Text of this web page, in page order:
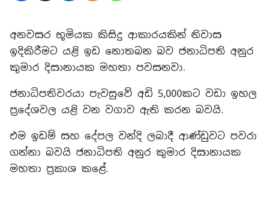
අනවසර භූමියක කිසිදු ආකාරයකින් නිවාස
ඉදිකිරීමට යළි ඉඩ නොතබන බව ජනාධිපති අනුර
කුමාර දිසානායක මහතා පවසනවා.
ජනාධිපතිවරයා පැවසුවේ අඩි 5,000කට වඩා ඉහල
ප්‍රදේශවල යළි වන වගාව ඇති කරන බවයි.
එම ඉඩම් සහ දේපල වන්දි ලබාදී ආණ්ඩුවට පවරා
ගන්නා බවයි ජනාධිපති අනුර කුමාර දිසානායක
මහතා ප්‍රකාශ කළේ.